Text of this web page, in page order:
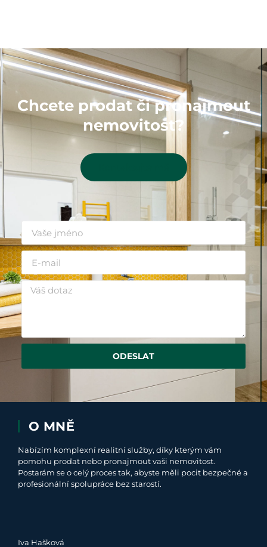
Chcete prodat či pronajmout
nemovitost?
ODESLAT
O MNĚ
Nabízím komplexní realitní služby, díky kterým vám
pomohu prodat nebo pronajmout vaši nemovitost.
Postarám se o celý proces tak, abyste měli pocit bezpečné a
profesionální spolupráce bez starostí.
Iva Hašková